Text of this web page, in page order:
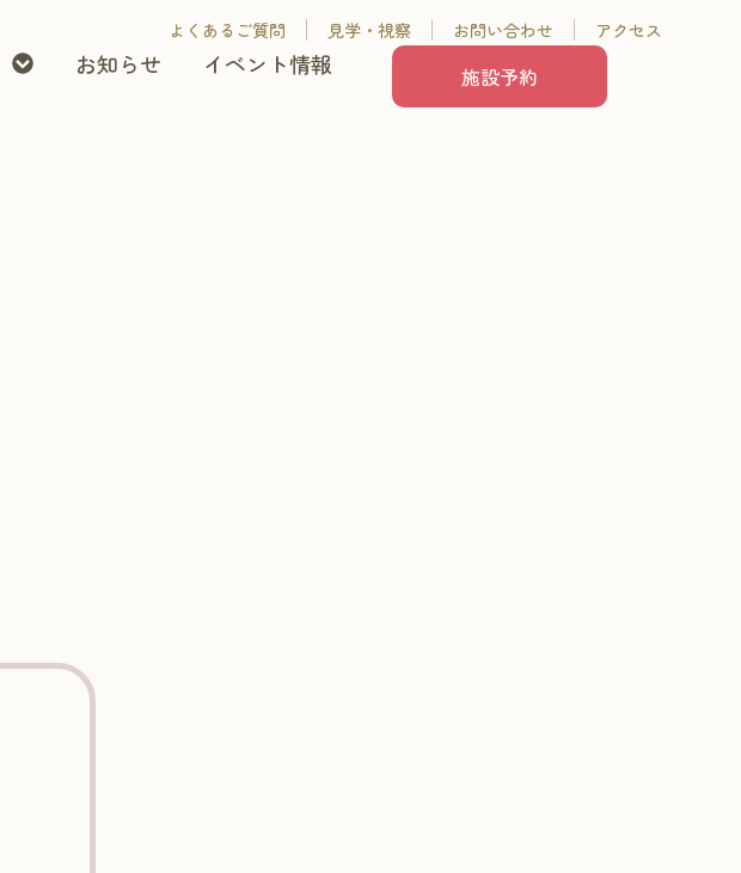
よくあるご質問 見学・視察 お問い合わせ アクセス
お知らせ イベント情報 施設予約